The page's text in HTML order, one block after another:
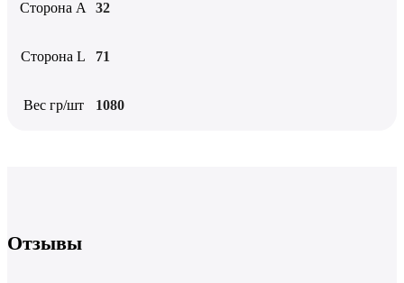
Сторона А 32
Сторона L 71
Вес гр/шт 1080
Отзывы